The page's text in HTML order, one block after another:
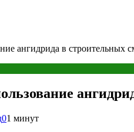
ангидрида в строительных
01 минут